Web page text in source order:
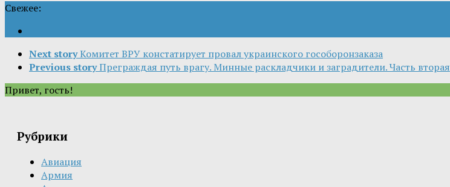
Свежее:
Next storyКомитет ВРУ констатирует провал украинского гособоронзаказа
Previous storyПреграждая путь врагу. Минные раскладчики и заградители. Часть вторая
Привет, гость!
Рубрики
Авиация
Армия